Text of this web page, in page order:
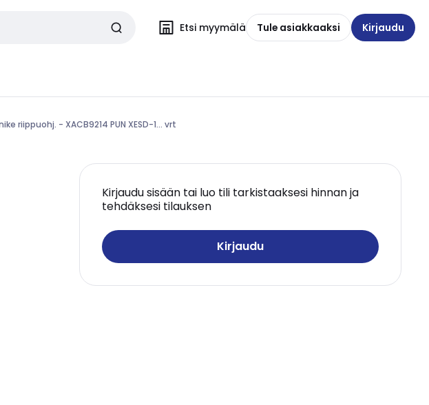
Etsi myymälä Tule asiakkaaksi Kirjaudu
riippuohj. - XACB9214 PUN XESD-1... vrt
Kirjaudu sisään tai luo tili tarkistaaksesi hinnan ja
tehdäksesi tilauksen
Kirjaudu